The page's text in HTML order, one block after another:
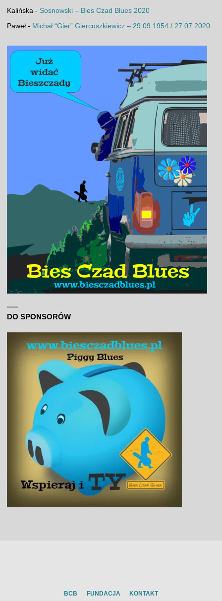
Kalińska - Sosnowski – Bies Czad Blues 2020
Paweł- Michał “Gier” Giercuszkiewicz – 29.09.1954 / 27.07.2020
DO SPONSORÓW
BCB FUNDACJA KONTAKT